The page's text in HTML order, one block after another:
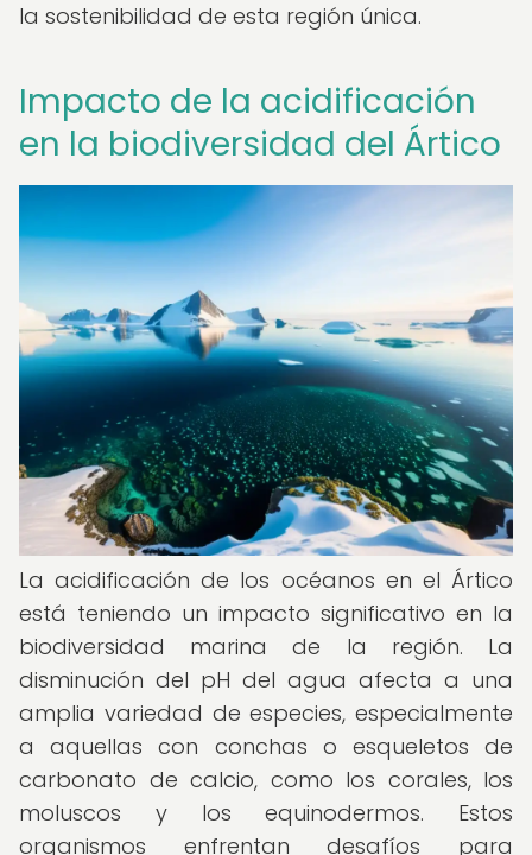
la sostenibilidad de esta región única.
Impacto de la acidificación
en la biodiversidad del Ártico
La acidificación de los océanos en el Ártico
está teniendo un impacto significativo en la
biodiversidad marina de la región. La
disminución del pH del agua afecta a una
amplia variedad de especies, especialmente
a aquellas con conchas o esqueletos de
carbonato de calcio, como los corales, los
moluscos y los equinodermos. Estos
organismos enfrentan desafíos para